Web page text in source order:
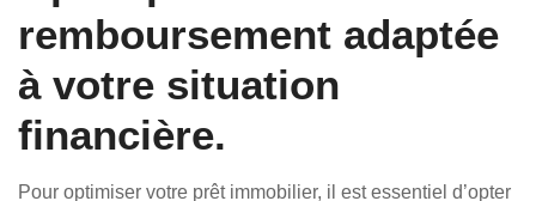
remboursement adaptée
à votre situation
financière.
Pour optimiser votre prêt immobilier, il est essentiel d’opter